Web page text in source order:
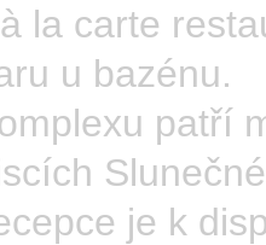
la carte
u bazénu.
patří
je k